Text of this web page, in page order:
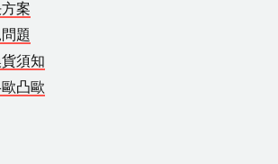
案
題
須知
凸歐